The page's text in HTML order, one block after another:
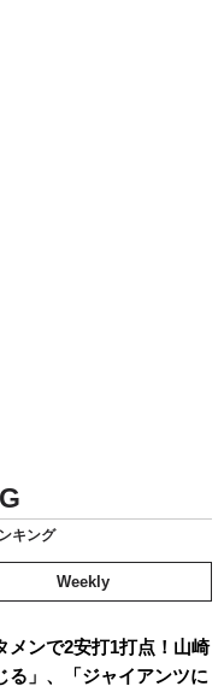
キング
Weekly
メンで2安打1打点！山崎
る」、「ジャイアンツに